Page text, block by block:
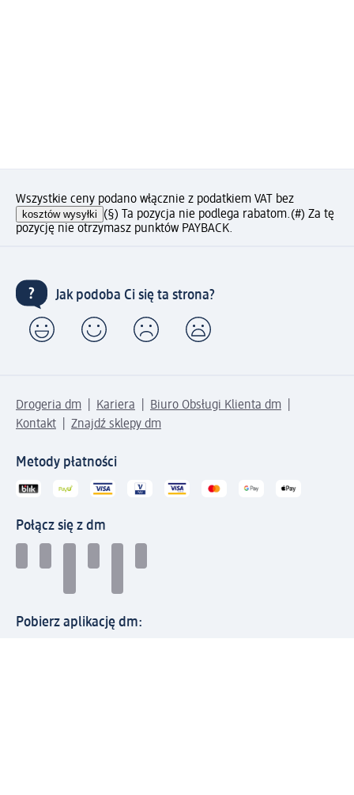
Wszystkie ceny podano włącznie z podatkiem VAT bez
kosztów wysyłki (§) Ta pozycja nie podlega rabatom.(#) Za tę
pozycję nie otrzymasz punktów PAYBACK.
Jak podoba Ci się ta strona?
Drogeria dm Kariera
Biuro Obsługi Klienta dm
Kontakt
Znajdź sklepy dm
Metody płatności
Połącz się z dm
Pobierz aplikację dm: